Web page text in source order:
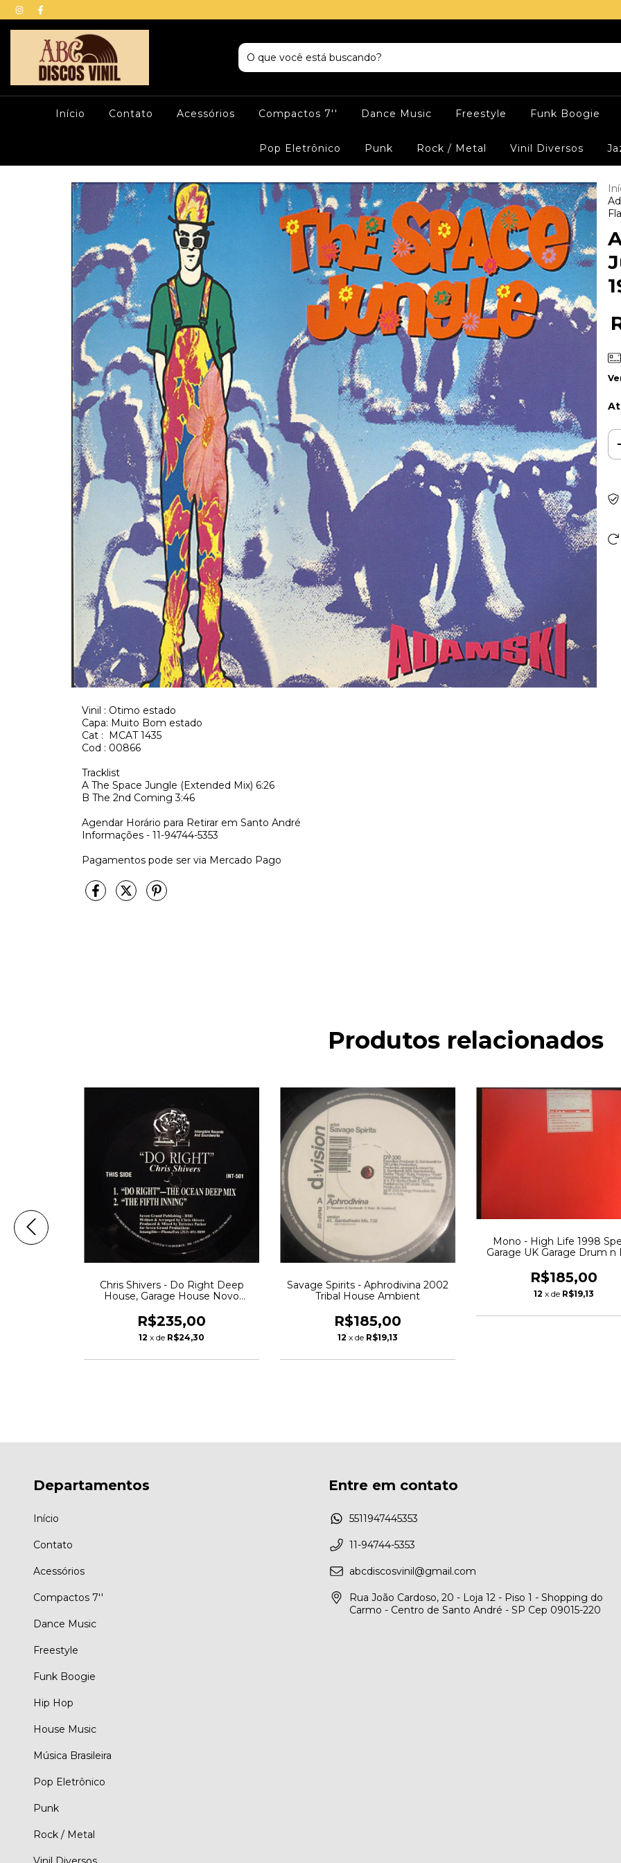
Início Contato Acessórios Compactos 7'' Dance Music Freestyle Funk Boogie
Pop Eletrônico Punk Rock / Metal Vinil Diversos
Vinil : Otimo estado
Capa: Muito Bom estado
Cat : MCAT 1435
Cod : 00866
Tracklist
A The Space Jungle (Extended Mix) 6:26
B The 2nd Coming 3:46
Agendar Horário para Retirar em Santo André
Informações - 11-94744-5353
Pagamentos pode ser via Mercado Pago
Produtos relacionados
Chris Shivers - Do Right Deep
House, Garage House Novo
R$235,00
12 x de R$24,30
Savage Spirits - Aphrodivina 2002
Tribal House Ambient
R$185,00
12 x de R$19,13
Mono - High Life 1998
Garage UK Garage Drum n
R$185,00
12 x de R$19,13
Departamentos
Início
Contato
Acessórios
Compactos 7''
Dance Music
Freestyle
Funk Boogie
Hip Hop
House Music
Música Brasileira
Pop Eletrônico
Punk
Rock / Metal
Entre em contato
5511947445353
11-94744-5353
abcdiscosvinil@gmail.com
Rua João Cardoso, 20 - Loja 12 - Piso 1 - Shopping do
Carmo - Centro de Santo André - SP Cep 09015-220